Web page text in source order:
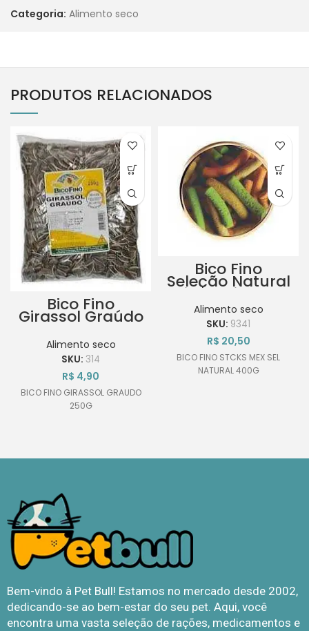
Categoria: Alimento seco
PRODUTOS RELACIONADOS
Bico Fino
Girassol Graúdo
250g
Alimento seco
SKU: 314
R$ 4,90
BICO FINO GIRASSOL GRAUDO
250G
Bico Fino
Seleção Natural
Sticks mix 400g
Alimento seco
SKU: 9341
R$ 20,50
BICO FINO STCKS MEX SEL
NATURAL 400G
Bem-vindo à Pet Bull! Estamos no mercado desde 2002,
dedicando-se ao bem-estar do seu pet. Aqui, você
encontra uma vasta seleção de rações, medicamentos e